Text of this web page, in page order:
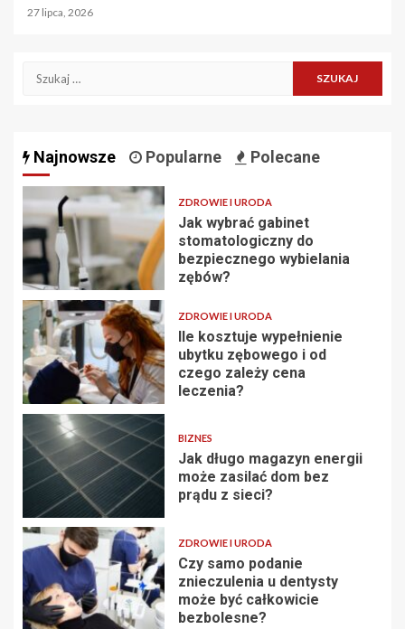
27 lipca, 2026
Szukaj:
Najnowsze Popularne Polecane
ZDROWIE I URODA
Jak wybrać gabinet
stomatologiczny do
bezpiecznego wybielania
zębów?
ZDROWIE I URODA
Ile kosztuje wypełnienie
ubytku zębowego i od
czego zależy cena
leczenia?
BIZNES
Jak długo magazyn energii
może zasilać dom bez
prądu z sieci?
ZDROWIE I URODA
Czy samo podanie
znieczulenia u dentysty
może być całkowicie
bezbolesne?